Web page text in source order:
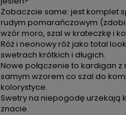
Zobaczcie same: jest komplet
rudym pomarańczowym
wzór moro, szal w krateczkę i
Róż i neonowy róż jako total
swetrach krótkich i długich.
Nowe połączenie to kardigan
samym wzorem co szal do
kolorystyce.
Swetry na niepogodę urzekają
znacie.